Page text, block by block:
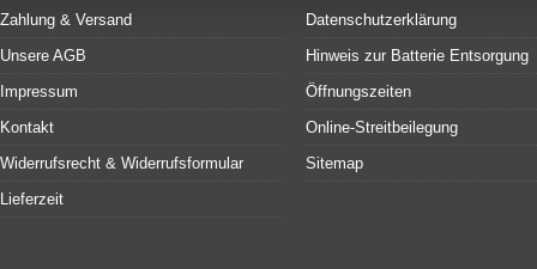
Zahlung & Versand
Unsere AGB
Impressum
Kontakt
Widerrufsrecht & Widerrufsformular
Lieferzeit
Datenschutzerklärung
Hinweis zur Batterie Entsorgung
Öffnungszeiten
Online-Streitbeilegung
Sitemap